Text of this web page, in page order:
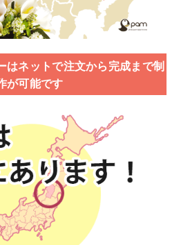
はネットで注文から完成まで制
が可能です